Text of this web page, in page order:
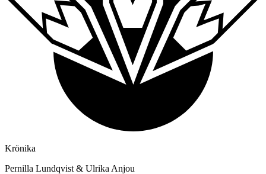
Krönika
Pernilla Lundqvist & Ulrika Anjou